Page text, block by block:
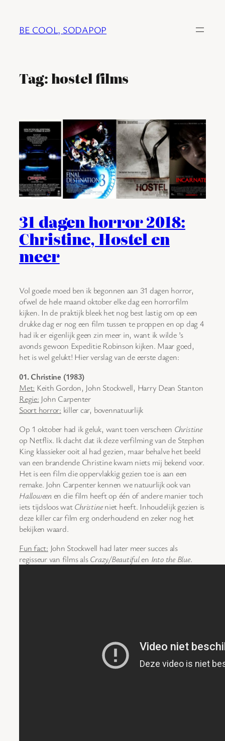
BE COOL, SODAPOP
Tag:hostel films
31 dagen horror 2018:
Christine, Hostel en
meer
Vol goede moed ben ik begonnen aan 31 dagen horror,
ofwel de hele maand oktober elke dag een horrorfilm
kijken. In de praktijk bleek het nog best lastig om op een
drukke dag er nog een film tussen te proppen en op dag 4
had ik er eigenlijk geen zin meer in, want ik wilde ’s
avonds gewoon Expeditie Robinson kijken. Maar goed,
het is wel gelukt! Hier verslag van de eerste dagen:
01. Christine (1983)
Met: Keith Gordon, John Stockwell, Harry Dean Stanton
Regie: John Carpenter
Soort horror: killer car, bovennatuurlijk
Op 1 oktober had ik geluk, want toen verscheen Christine
op Netflix. Ik dacht dat ik deze verfilming van de Stephen
King klassieker ooit al had gezien, maar behalve het beeld
van een brandende Christine kwam niets mij bekend voor.
Het is een film die oppervlakkig gezien toe is aan een
remake. John Carpenter kennen we natuurlijk ook van
Halloweenen die film heeft op één of andere manier toch
iets tijdsloos watChristineniet heeft. Inhoudelijk gezien is
deze killer car film erg onderhoudend en zeker nog het
bekijken waard.
Fun fact: John Stockwell had later meer succes als
regisseur van films alsCrazy/Beautifulen Into the Blue.